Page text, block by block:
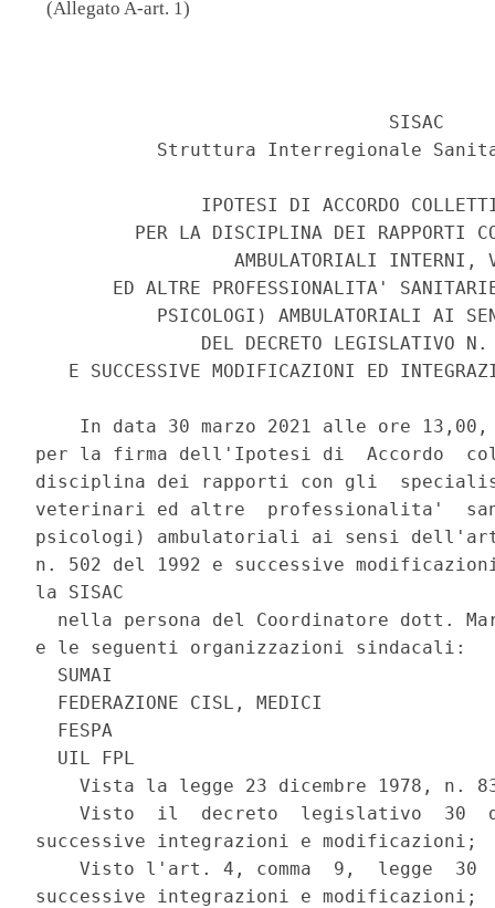
(Allegato A-art. 1)
                                SISAC
Struttura Interregionale
IPOTESI DI ACCORDO
PER LA DISCIPLINA DEI RAPPORTI
AMBULATORIALI INTERNI,
ED ALTRE PROFESSIONALITA'
PSICOLOGI) AMBULATORIALI AI
DEL DECRETO LEGISLATIVO
E SUCCESSIVE MODIFICAZIONI ED
In data 30 marzo 2021 alle ore
per la firma dell'Ipotesi di  Accordo
disciplina dei rapporti con gli
veterinari ed altre  professionalita'
psicologi) ambulatoriali ai sensi
n. 502 del 1992 e successive
la SISAC
nella persona del Coordinatore dott.
e le seguenti organizzazioni sindacali:
SUMAI
FEDERAZIONE CISL, MEDICI
FESPA
UIL FPL
Vista la legge 23 dicembre 1978, n.
Visto  il  decreto  legislativo  30
successive integrazioni e modificazioni;
Visto l'art. 4, comma  9,  legge  30
successive integrazioni e modificazioni;